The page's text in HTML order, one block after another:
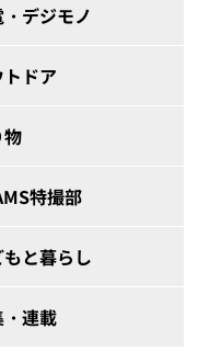
デジモノ
ドア
特撮部
もと暮らし
連載